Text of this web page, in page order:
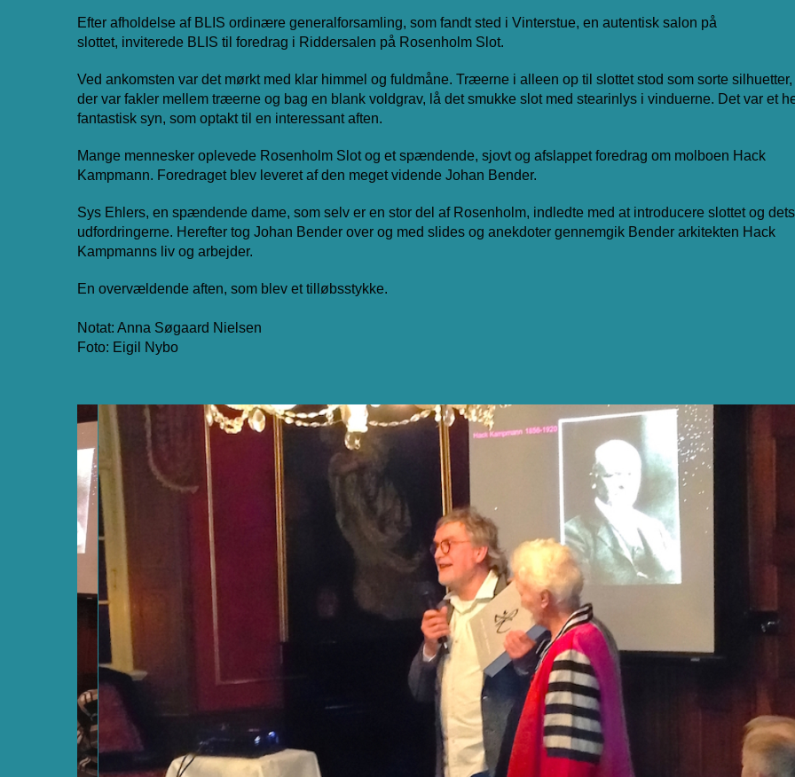
Efter afholdelse af BLIS ordinære generalforsamling, som fandt sted i Vinterstue, en autentisk salon på
slottet, inviterede BLIS til foredrag i Riddersalen på Rosenholm Slot.
Ved ankomsten var det mørkt med klar himmel og fuldmåne. Træerne i alleen op til slottet stod som sorte silhuetter,
der var fakler mellem træerne og bag en blank voldgrav, lå det smukke slot med stearinlys i vinduerne. Det var et
fantastisk syn, som optakt til en interessant aften.
Mange mennesker oplevede Rosenholm Slot og et spændende, sjovt og afslappet foredrag om molboen Hack
Kampmann. Foredraget blev leveret af den meget vidende Johan Bender.
Sys Ehlers, en spændende dame, som selv er en stor del af Rosenholm, indledte med at introducere slottet og dets
udfordringerne. Herefter tog Johan Bender over og med slides og anekdoter gennemgik Bender arkitekten Hack
Kampmanns liv og arbejder.
En overvældende aften, som blev et tilløbsstykke.
Notat: Anna Søgaard Nielsen
Foto: Eigil Nybo